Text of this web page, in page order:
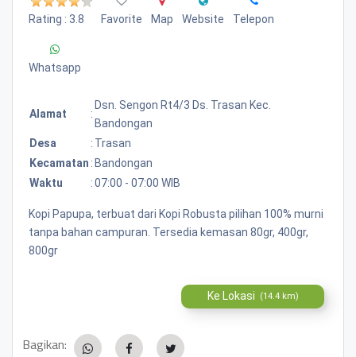
Rating : 3.8 Favorite Map Website Telepon
Whatsapp
Alamat :
Dsn. Sengon Rt4/3 Ds. Trasan Kec.
Bandongan
Desa
: Trasan
Kecamatan : Bandongan
Waktu
:07:00 - 07:00 WIB
Kopi Papupa, terbuat dari Kopi Robusta pilihan 100% murni
tanpa bahan campuran. Tersedia kemasan 80gr, 400gr,
800gr
Ke Lokasi (14.4 km)
Bagikan: